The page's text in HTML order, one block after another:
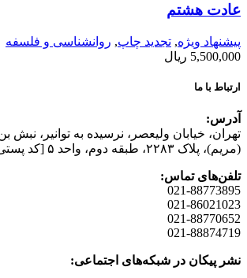
عادت هشتم
پیشنهاد ویژه, تجدید چاپ, روانشناسی و فلسفه
5,500,000 ریال
ارتباط با ما
آدرس:
تهران، خیابان وليعصر، نرسيده به توانير،
(مريم)، پلاک ۲۲۸۳، طبقه دوم، واحد ۵ [کد پستی: ۱۵۱۶۷۳۷۸۸۶]
تلفن‌های تماس:
021-88773895
021-86021023
021-88770652
021-88874719
نشر پیکان در شبکه‌های اجتماعی: